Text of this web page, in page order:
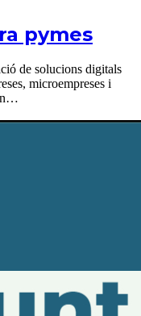
pymes
de solucions digitals
microempreses i
…